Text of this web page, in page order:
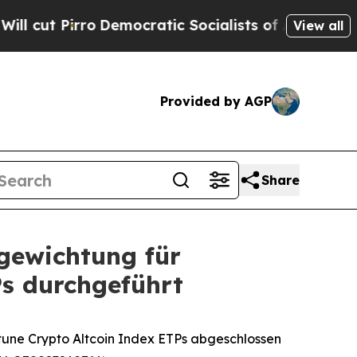
Democratic Socialists of America Propose
View all
Provided by AGP
Share
für
durchgeführt
Crypto Altcoin Index ETPs abgeschlossen